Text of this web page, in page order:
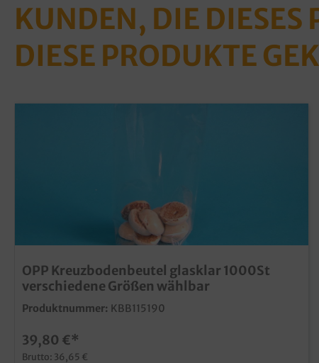
KUNDEN, DIE DIESES
DIESE PRODUKTE
OPP Kreuzbodenbeutel glasklar 1000St
verschiedene Größen wählbar
Produktnummer: KBB115190
39,80 €*
Brutto: 36,65 €